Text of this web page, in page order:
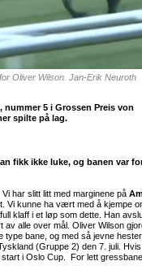
Oliver Wilson. Jan-Erik Neuroth
nummer 5 i Grossen Preis von
spilte på lag.
fikk ikke luke, og banen var
har slitt litt med marginene på
Vi kunne ha vært med å kjempe
klaff i et løp som dette. Han
alle over mål. Oliver Wilson
type bane, og med så jevne
(Gruppe 2) den 7. juli. Hvis
i Oslo Cup. For lett